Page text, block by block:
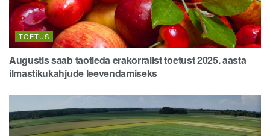
TOETUS
Augustis saab taotleda erakorralist toetust 2025. aasta
ilmastikukahjude leevendamiseks